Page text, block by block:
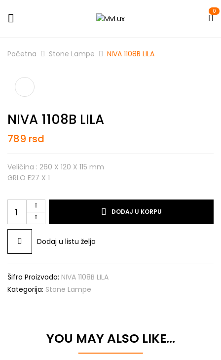
0
Početna Stone Lampe NIVA 1108B LILA
NIVA 1108B LILA
789 rsd
Veličina : 260 X 120 X 115 mm
GRLO E27 X 1
1108B
LILA
količina
DODAJ U KORPU
Dodaj u listu želja
Šifra Proizvoda: NIVA 1108B LILA
Kategorija: Stone Lampe
YOU MAY ALSO LIKE…